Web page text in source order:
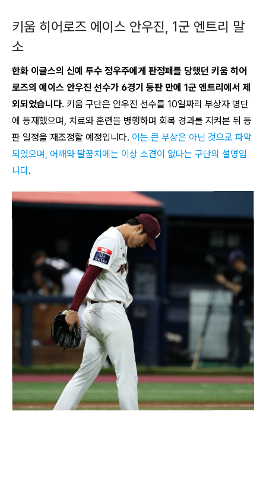
키움 히어로즈 에이스 안우진, 1군 엔트리 말
소
한화 이글스의 신예 투수 정우주에게 판정패를 당했던 키움 히어
로즈의 에이스 안우진 선수가 6경기 등판 만에 1군 엔트리에서 제
외되었습니다. 키움 구단은 안우진 선수를 10일짜리 부상자 명단
에 등재했으며, 치료와 훈련을 병행하며 회복 경과를 지켜본 뒤 등
판 일정을 재조정할 예정입니다. 이는 큰 부상은 아닌 것으로 파악
되었으며, 어깨와 팔꿈치에는 이상 소견이 없다는 구단의 설명입
니다.